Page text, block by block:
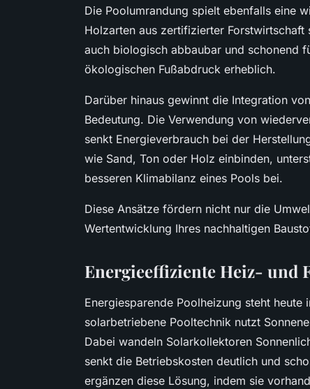
Die Poolumrandung spielt ebenfalls eine
Holzarten aus zertifizierter
auch biologisch abbaubar und schonend
ökologischen Fußabdruck erheblich.
Darüber hinaus gewinnt die Integration
Bedeutung. Die Verwendung von
senkt Energieverbrauch bei der
wie Sand, Ton oder Holz einbinden,
besseren Klimabilanz eines Pools bei.
Diese Ansätze fördern nicht nur die
Wertentwicklung Ihres nachhaltigen
Energieeffiziente Heiz- und
Energiesparende Poolheizung steht
solarbetriebene Pooltechnik nutzt
Dabei wandeln Solarkollektoren
senkt die Betriebskosten deutlich und
ergänzen diese Lösung, indem sie